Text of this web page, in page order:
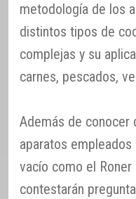
metodología de los
distintos tipos de
complejas y su
carnes, pescados,
Además de
aparatos
vacío como el Roner
contestarán